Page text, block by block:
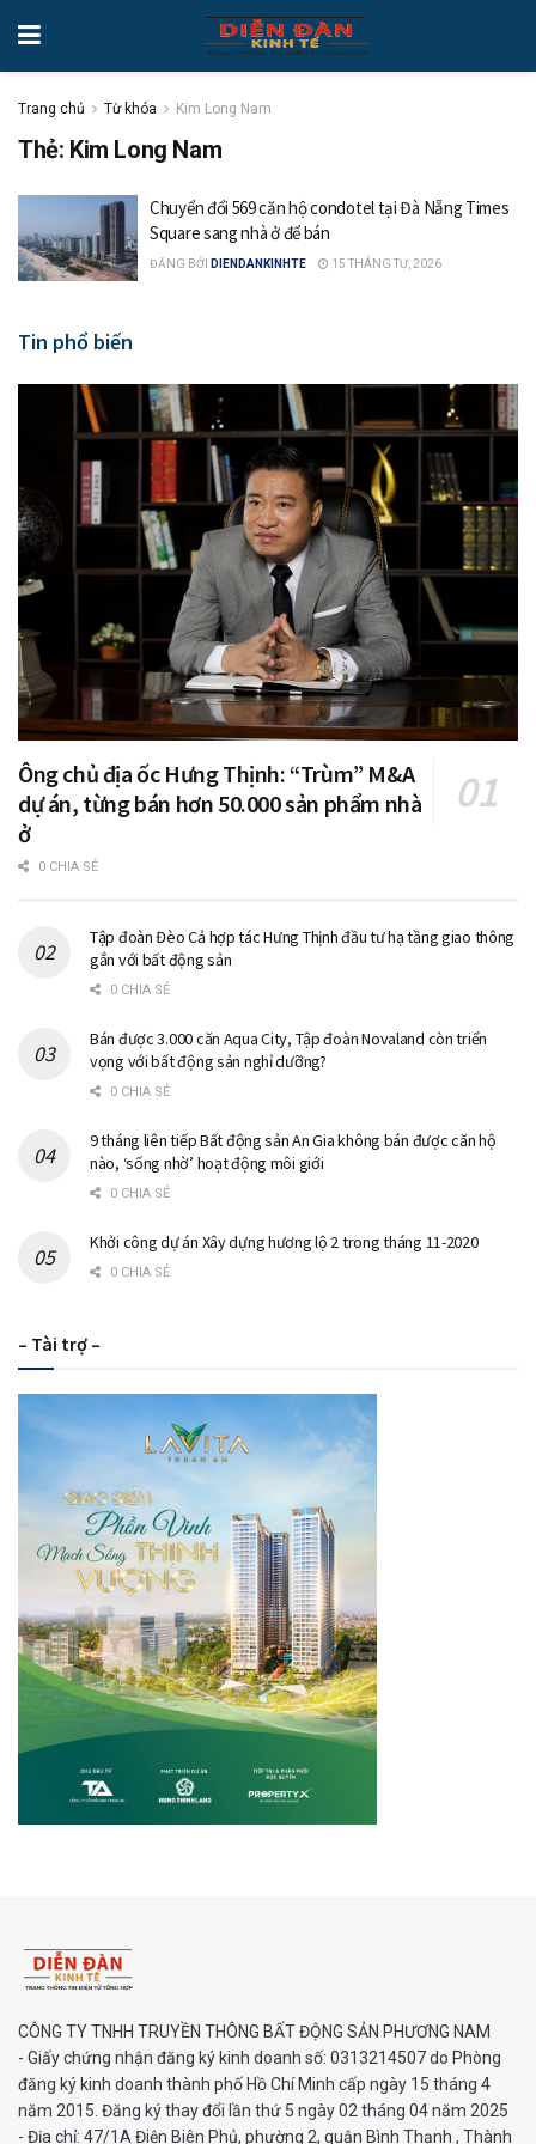
Trang chủ Từ khóa Kim Long Nam
Thẻ: Kim Long Nam
Chuyển đổi 569 căn hộ condotel tại Đà Nẵng Times
Square sang nhà ở để bán
ĐĂNG BỞI DIENDANKINHTE 15 THÁNG TƯ, 2026
Tin phổ biến
Ông chủ địa ốc Hưng Thịnh: “Trùm” M&A
dự án, từng bán hơn 50.000 sản phẩm nhà
ở
0 CHIA SẺ
Tập đoàn Đèo Cả hợp tác Hưng Thịnh đầu tư hạ tầng giao thông
gắn với bất động sản
0 CHIA SẺ
Bán được 3.000 căn Aqua City, Tập đoàn Novaland còn triển
vọng với bất động sản nghỉ dưỡng?
0 CHIA SẺ
9 tháng liên tiếp Bất động sản An Gia không bán được căn hộ
nào, ‘sống nhờ’ hoạt động môi giới
0 CHIA SẺ
Khởi công dự án Xây dựng hương lộ 2 trong tháng 11-2020
0 CHIA SẺ
– Tài trợ –
CÔNG TY TNHH TRUYỀN THÔNG BẤT ĐỘNG SẢN PHƯƠNG NAM
- Giấy chứng nhận đăng ký kinh doanh số: 0313214507 do Phòng
đăng ký kinh doanh thành phố Hồ Chí Minh cấp ngày 15 tháng 4
năm 2015. Đăng ký thay đổi lần thứ 5 ngày 02 tháng 04 năm 2025
- Địa chỉ: 47/1A Điện Biên Phủ, phường 2, quận Bình Thạnh , Thành